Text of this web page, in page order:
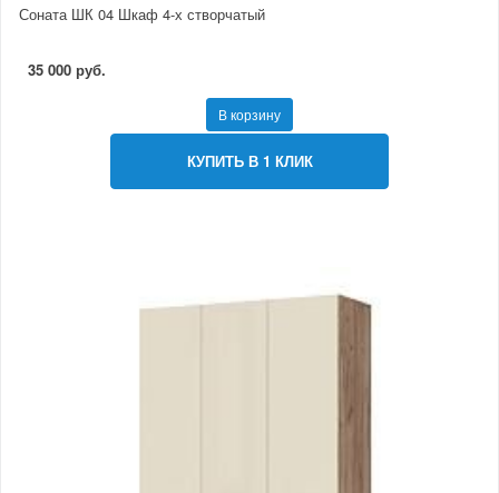
Соната ШК 04 Шкаф 4-х створчатый
35 000 руб.
В корзину
КУПИТЬ В 1 КЛИК